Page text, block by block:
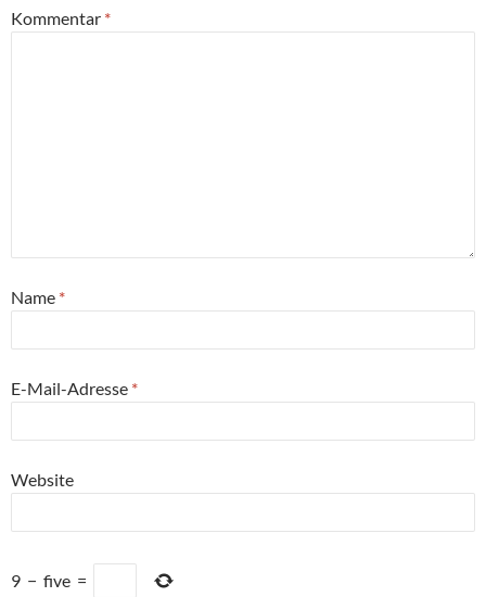
Kommentar *
Name *
E-Mail-Adresse *
Website
9 − five =